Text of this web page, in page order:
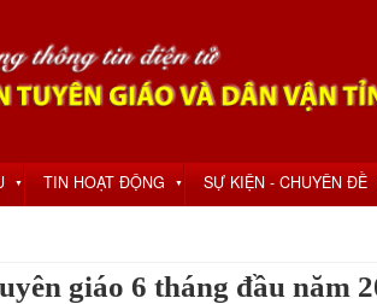
▼ TIN HOẠT ĐỘNG ▼ SỰ KIỆN - CHUYÊN ĐỀ
giáo 6 tháng đầu năm